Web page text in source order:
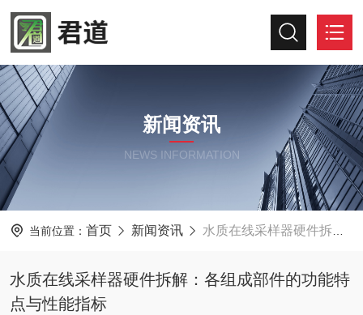
新闻资讯
NEWS INFORMATION
当前位置： 首页 新闻资讯 水质在线采样器硬件拆解：各组成部件的功能特点与性能指标
水质在线采样器硬件拆解：各组成部件的功能特
点与性能指标